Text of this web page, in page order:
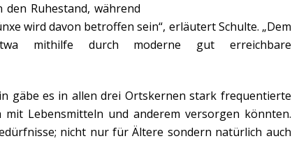
Ruhestand, während
wird davon betroffen sein“, erläutert Schulte. „Dem
mithilfe durch moderne gut erreichbare
gäbe es in allen drei Ortskernen stark frequentierte
Lebensmitteln und anderem versorgen könnten.
nicht nur für Ältere sondern natürlich auch